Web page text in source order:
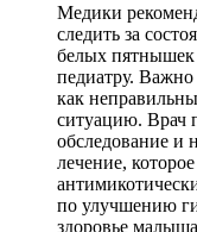
Медики
следить за
белых пятнышек
педиатру. Важно
как
ситуацию. Врач
обследование и
лечение,
по улучшению
здоровье